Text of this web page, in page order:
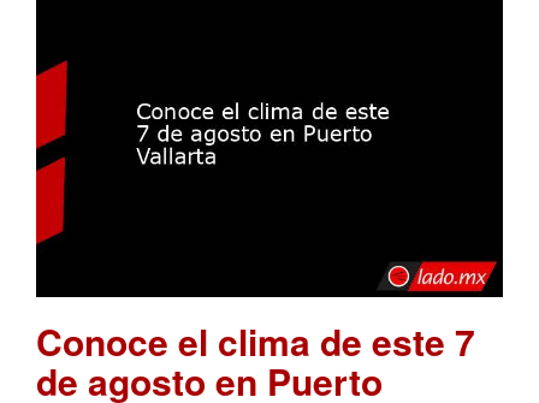
Conoce el clima de este 7
de agosto en Puerto